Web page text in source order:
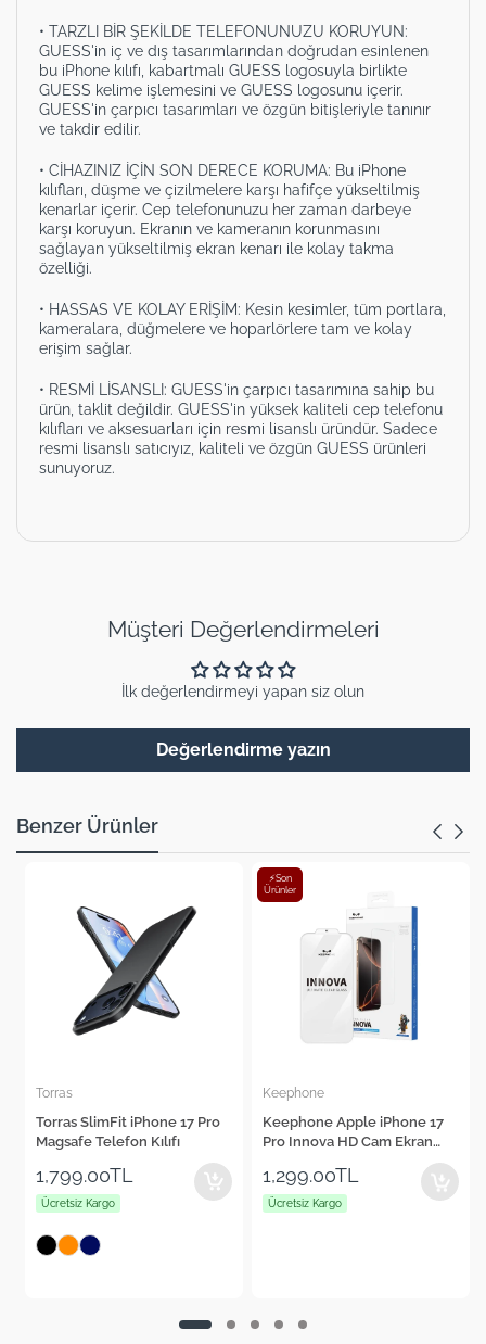
• TARZLI BİR ŞEKİLDE TELEFONUNUZU KORUYUN:
GUESS'in iç ve dış tasarımlarından doğrudan esinlenen
bu iPhone kılıfı, kabartmalı GUESS logosuyla birlikte
GUESS kelime işlemesini ve GUESS logosunu içerir.
GUESS'in çarpıcı tasarımları ve özgün bitişleriyle tanınır
ve takdir edilir.
• CİHAZINIZ İÇİN SON DERECE KORUMA: Bu iPhone
kılıfları, düşme ve çizilmelere karşı hafifçe yükseltilmiş
kenarlar içerir. Cep telefonunuzu her zaman darbeye
karşı koruyun. Ekranın ve kameranın korunmasını
sağlayan yükseltilmiş ekran kenarı ile kolay takma
özelliği.
• HASSAS VE KOLAY ERİŞİM: Kesin kesimler, tüm portlara,
kameralara, düğmelere ve hoparlörlere tam ve kolay
erişim sağlar.
• RESMİ LİSANSLI: GUESS'in çarpıcı tasarımına sahip bu
ürün, taklit değildir. GUESS'in yüksek kaliteli cep telefonu
kılıfları ve aksesuarları için resmi lisanslı üründür. Sadece
resmi lisanslı satıcıyız, kaliteli ve özgün GUESS ürünleri
sunuyoruz.
Müşteri Değerlendirmeleri
İlk değerlendirmeyi yapan siz olun
Değerlendirme yazın
Benzer Ürünler
Torras
Torras SlimFit iPhone 17 Pro
Magsafe Telefon Kılıfı
1,799.00TL
Ücretsiz Kargo
Keephone
Keephone Apple iPhone 17
Pro Innova HD Cam Ekran
⚡Son
Ürünler
1,299.00TL
Ücretsiz Kargo